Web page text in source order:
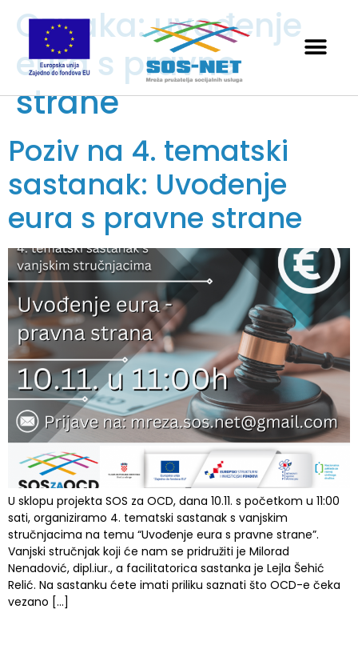
Oznaka:uvođenje
eura s pravne
strane
Poziv na 4. tematski
sastanak: Uvođenje
eura s pravne strane
U sklopu projekta SOS za OCD, dana 10.11. s početkom u 11:00
sati, organiziramo 4. tematski sastanak s vanjskim
stručnjacima na temu “Uvođenje eura s pravne strane”.
Vanjski stručnjak koji će nam se pridružiti je Milorad
Nenadović, dipl.iur., a facilitatorica sastanka je Lejla Šehić
Relić. Na sastanku ćete imati priliku saznati što OCD-e čeka
vezano […]